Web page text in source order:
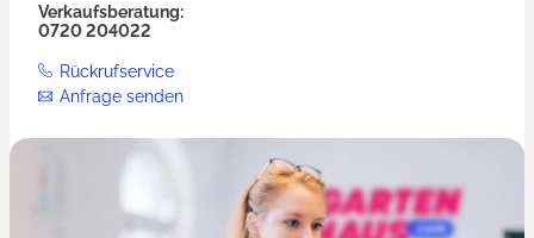
Verkaufsberatung:
0720 204022
Rückrufservice
Anfrage senden